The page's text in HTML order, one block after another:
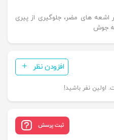
اشعه های مضر، جلوگیری از پیری
جوش
افزودن نظر
نفر باشید!
ثبت پرسش